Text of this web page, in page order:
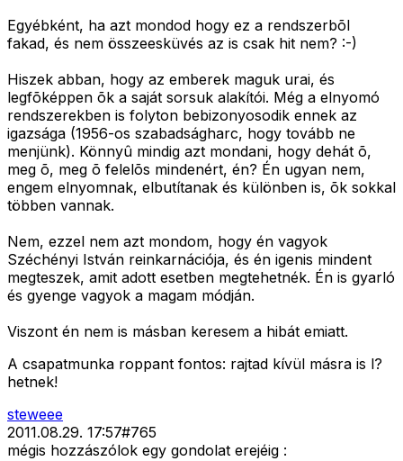
Egyébként, ha azt mondod hogy ez a rendszerbõl
fakad, és nem összeesküvés az is csak hit nem? :-)
Hiszek abban, hogy az emberek maguk urai, és
legfõképpen õk a saját sorsuk alakítói. Még a elnyomó
rendszerekben is folyton bebizonyosodik ennek az
igazsága (1956-os szabadságharc, hogy tovább ne
menjünk). Könnyû mindig azt mondani, hogy dehát õ,
meg õ, meg õ felelõs mindenért, én? Én ugyan nem,
engem elnyomnak, elbutítanak és különben is, õk sokkal
többen vannak.
Nem, ezzel nem azt mondom, hogy én vagyok
Széchényi István reinkarnációja, és én igenis mindent
megteszek, amit adott esetben megtehetnék. Én is gyarló
és gyenge vagyok a magam módján.
Viszont én nem is másban keresem a hibát emiatt.
A csapatmunka roppant fontos: rajtad kívül másra is l?
hetnek!
steweee
2011.08.29. 17:57#765
mégis hozzászólok egy gondolat erejéig :